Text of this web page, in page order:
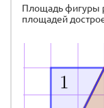
Площадь фигуры
площадей